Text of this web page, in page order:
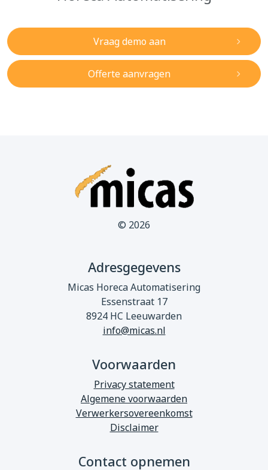
Vraag demo aan
Offerte aanvragen
© 2026
Adresgegevens
Micas Horeca Automatisering
Essenstraat 17
8924 HC Leeuwarden
info@micas.nl
Voorwaarden
Privacy statement
Algemene voorwaarden
Verwerkersovereenkomst
Disclaimer
Contact opnemen